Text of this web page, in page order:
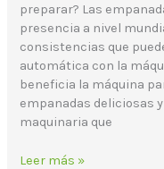
preparar? Las
presencia a nivel
consistencias que
automática con la
beneficia la máquina
empanadas deliciosas
maquinaria que
Leer más »